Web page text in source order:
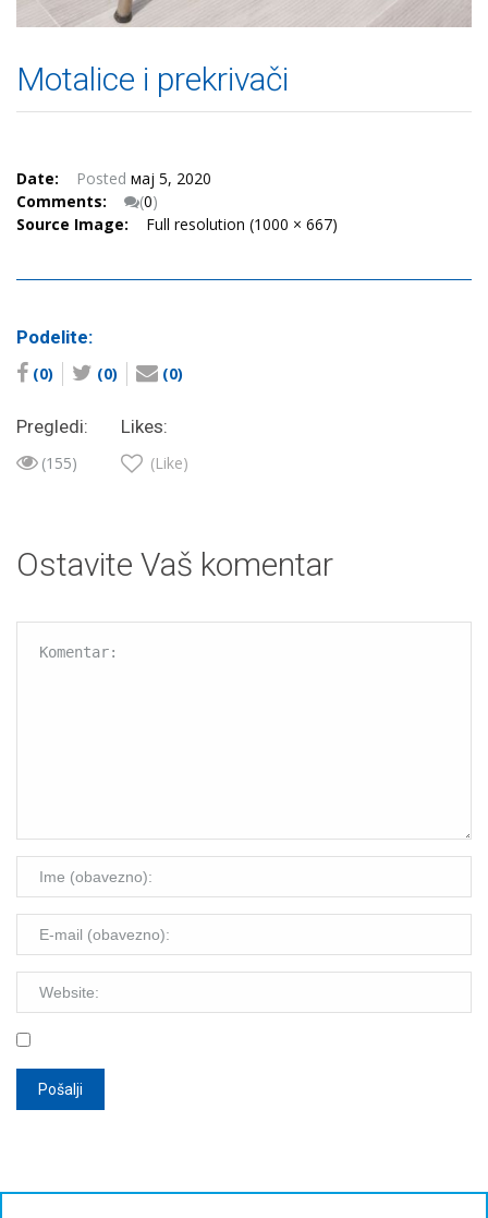
Motalice i prekrivači
Date: Posted мај 5, 2020
Comments:
(0)
Source Image:
Full resolution (1000 × 667)
Podelite:
(0) (0) (0)
Pregledi:
(155)
Likes:
(Like)
Ostavite Vaš komentar